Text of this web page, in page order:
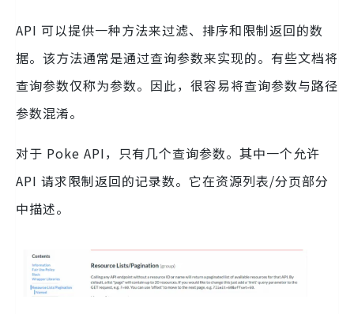
API 可以提供一种方法来过滤、排序和限制返回的数
据。该方法通常是通过查询参数来实现的。有些文档将
查询参数仅称为参数。因此，很容易将查询参数与路径
参数混淆。
对于 Poke API，只有几个查询参数。其中一个允许
API 请求限制返回的记录数。它在资源列表/分页部分
中描述。